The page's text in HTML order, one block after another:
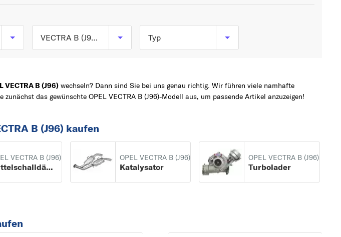
VECTRA B (J96) ab 09/1995 bis 04/2002
VECTRA A CC (J89) ab
VECTRA B (J96) ab
VECTRA B Caravan
(J96) ab 11/1996 bis
07/2003
Typ
1.6 i 16V (F19) (100 PS,
1.8 i 16V (F19) (115 PS,
85 kW)
1.8 i 16V (F19) (115 PS,
VECTRA B (J96) wechseln? Dann sind Sie bei uns genau richtig. Wir führen viele namhafte
das gewünschte OPEL VECTRA B (J96)-Modell aus, um passende Artikel anzuzeigen!
B (J96) kaufen
VECTRA B (J96)
Mittelschalldämpfer
OPEL VECTRA B (J96)
Katalysator
OPEL VECTRA B (J96)
Turbolader